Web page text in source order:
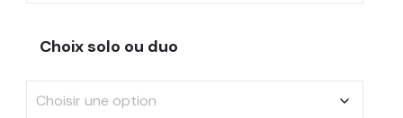
Choix solo ou duo